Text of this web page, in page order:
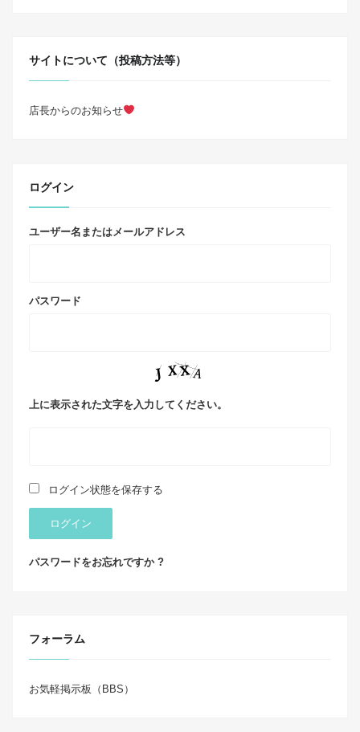
サイトについて（投稿方法等）
店長からのお知らせ
ログイン
ユーザー名またはメールアドレス
パスワード
上に表示された文字を入力してください。
ログイン状態を保存する
ログイン
パスワードをお忘れですか ?
フォーラム
お気軽掲示板（BBS）